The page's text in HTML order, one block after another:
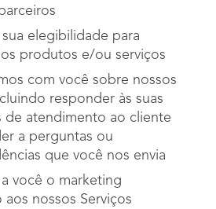
elegibilidade para
produtos e/ou serviços
com você sobre nossos
responder às suas
de atendimento ao cliente
a perguntas ou
que você nos envia
você o marketing
aos nossos Serviços